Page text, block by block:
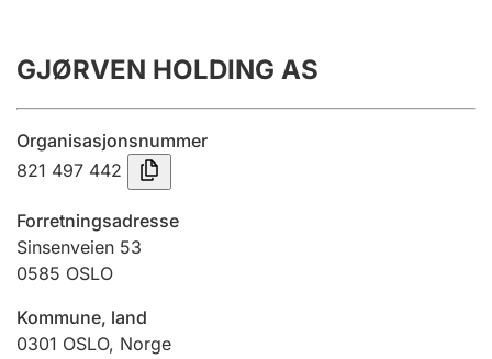
Årsregnskap
Innsending og forsinkelsesgebyr
Tinglysing
Jeger
GJØRVEN HOLDING AS
Organisasjonsnummer
821 497 442
Forretningsadresse
Sinsenveien 53
0585 OSLO
Kommune, land
0301 OSLO, Norge